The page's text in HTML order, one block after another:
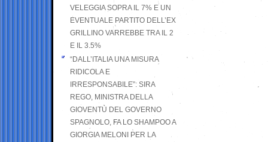
VELEGGIA SOPRA IL 7% E UN
EVENTUALE PARTITO DELL’EX
GRILLINO VARREBBE TRA IL 2
E IL 3.5%
“DALL’ITALIA UNA MISURA
RIDICOLA E
IRRESPONSABILE”: SIRA
REGO, MINISTRA DELLA
GIOVENTÙ DEL GOVERNO
SPAGNOLO, FA LO SHAMPOO A
GIORGIA MELONI PER LA